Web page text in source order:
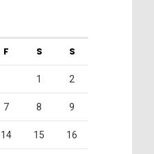
F S S
1 2
7 8 9
14 15 16